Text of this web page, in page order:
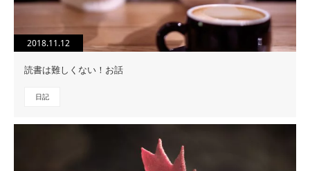
2018.11.12
読書は難しくない！お話
日記